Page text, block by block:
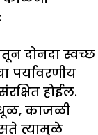
दोनदा स्वच्छ
होईल.
धूळ, काजळी
त्यामुळे